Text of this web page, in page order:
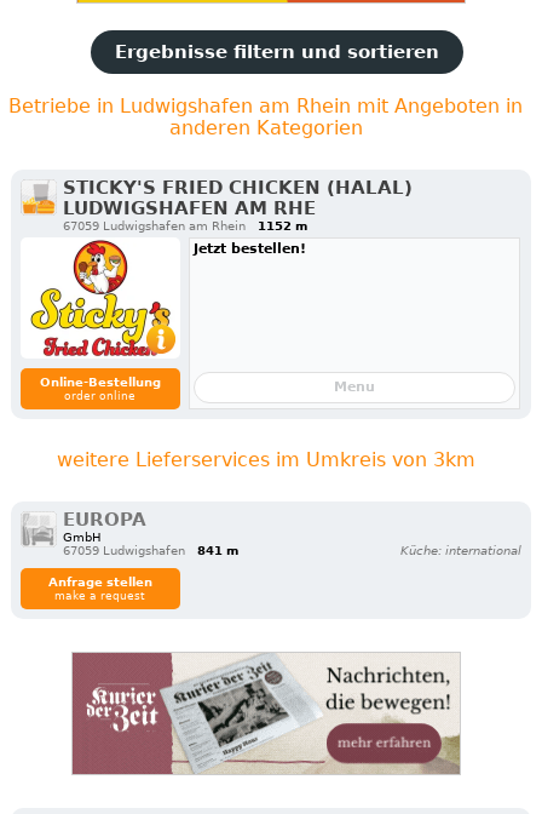
Ergebnisse filtern und sortieren
Betriebe in Ludwigshafen am Rhein mit Angeboten in
anderen Kategorien
STICKY'S FRIED CHICKEN (HALAL)
LUDWIGSHAFEN AM RHE
67059 Ludwigshafen am Rhein 1152 m
Online-Bestellung
order online
Jetzt bestellen!
Menu
weitere Lieferservices im Umkreis von 3km
EUROPA
GmbH
67059 Ludwigshafen
841 m Küche: international
Anfrage stellen
make a request